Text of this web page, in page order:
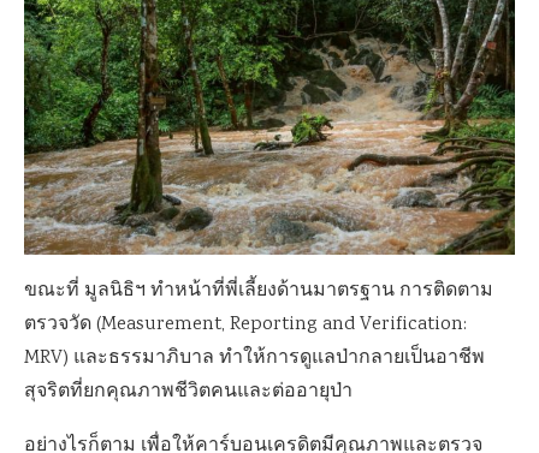
ขณะที่ มูลนิธิฯ ทำหน้าที่พี่เลี้ยงด้านมาตรฐาน การติดตาม
ตรวจวัด (Measurement, Reporting and Verification:
MRV) และธรรมาภิบาล ทำให้การดูแลป่ากลายเป็นอาชีพ
สุจริตที่ยกคุณภาพชีวิตคนและต่ออายุป่า
อย่างไรก็ตาม เพื่อให้คาร์บอนเครดิตมีคุณภาพและตรวจ